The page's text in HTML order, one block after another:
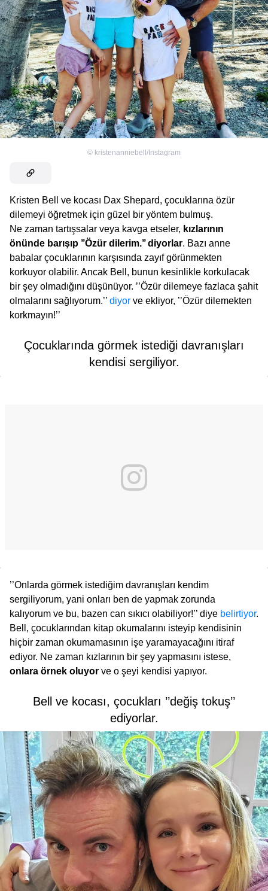
© kristenanniebell/Instagram
Kristen Bell ve kocası Dax Shepard, çocuklarına özür
dilemeyi öğretmek için güzel bir yöntem bulmuş.
Ne zaman tartışsalar veya kavga etseler, kızlarının
önünde barışıp ’’Özür dilerim.’’ diyorlar. Bazı anne
babalar çocuklarının karşısında zayıf görünmekten
korkuyor olabilir. Ancak Bell, bunun kesinlikle korkulacak
bir şey olmadığını düşünüyor. ’’Özür dilemeye fazlaca şahit
olmalarını sağlıyorum.’’ diyor ve ekliyor, ’’Özür dilemekten
korkmayın!’’
Çocuklarında görmek istediği davranışları
kendisi sergiliyor.
’’Onlarda görmek istediğim davranışları kendim
sergiliyorum, yani onları ben de yapmak zorunda
kalıyorum ve bu, bazen can sıkıcı olabiliyor!’’ diye belirtiyor.
Bell, çocuklarından kitap okumalarını isteyip kendisinin
hiçbir zaman okumamasının işe yaramayacağını itiraf
ediyor. Ne zaman kızlarının bir şey yapmasını istese,
onlara örnek oluyor ve o şeyi kendisi yapıyor.
Bell ve kocası, çocukları ’’değiş tokuş’’
ediyorlar.